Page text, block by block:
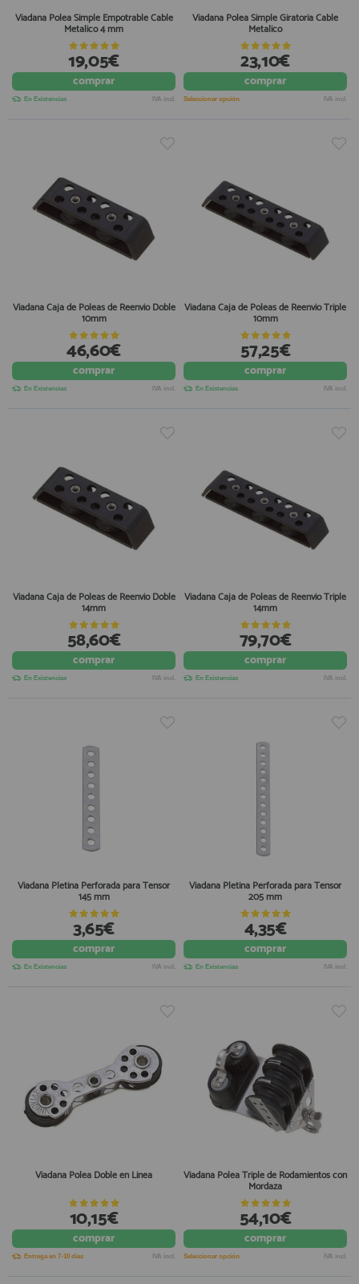
Viadana Polea Simple Empotrable Cable
Metalico 4 mm
19,05€
comprar
En Existencias IVA incl.
Viadana Polea Simple Giratoria Cable
Metalico
23,10€
comprar
Seleccionar opción IVA incl.
Viadana Caja de Poleas de Reenvio Doble
10mm
46,60€
comprar
En Existencias IVA incl.
Viadana Caja de Poleas de Reenvio Triple
10mm
57,25€
comprar
En Existencias IVA incl.
Viadana Caja de Poleas de Reenvio Doble
14mm
58,60€
comprar
En Existencias IVA incl.
Viadana Caja de Poleas de Reenvio Triple
14mm
79,70€
comprar
En Existencias IVA incl.
Viadana Pletina Perforada para Tensor
145 mm
3,65€
comprar
En Existencias IVA incl.
Viadana Pletina Perforada para Tensor
205 mm
4,35€
comprar
En Existencias IVA incl.
Viadana Polea Doble en Linea
10,15€
comprar
Entrega en 7-10 días IVA incl.
Viadana Polea Triple de Rodamientos con
Mordaza
54,10€
comprar
Seleccionar opción IVA incl.